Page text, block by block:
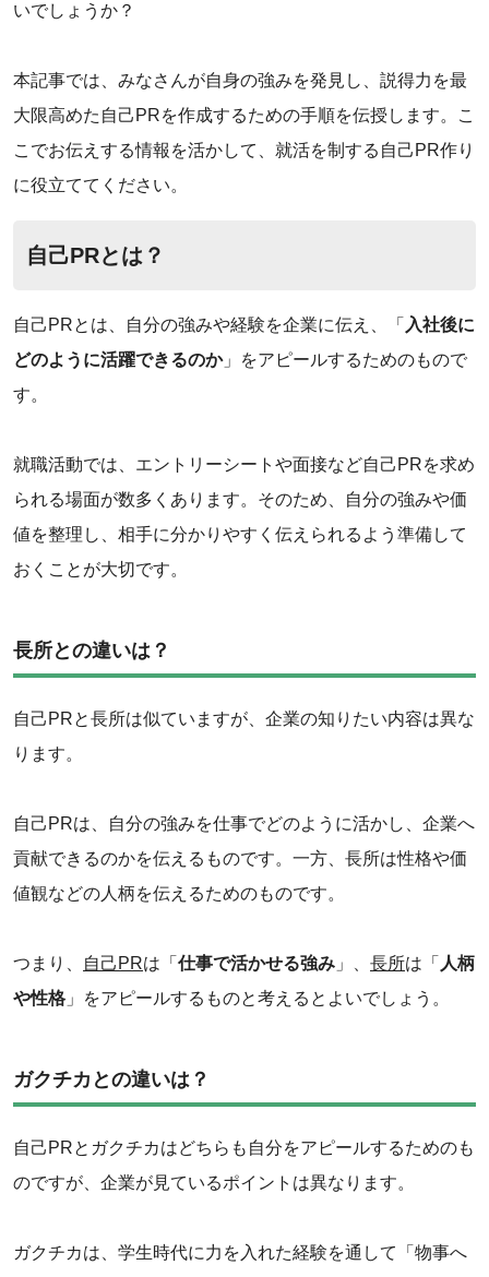
いでしょうか？
‌本記事では、みなさんが自身の強みを発見し、説得力を最
大限高めた自己PRを作成するための手順を伝授します。こ
こでお伝えする情報を活かして、就活を制する自己PR作り
に役立ててください。
自己PRとは？
自己PRとは、自分の強みや経験を企業に伝え、「 入社後に
どのように活躍できるのか」をアピールするためのもので
す。
就職活動では、エントリーシートや面接など自己PRを求め
られる場面が数多くあります。そのため、自分の強みや価
値を整理し、相手に分かりやすく伝えられるよう準備して
おくことが大切です。
長所との違いは？
自己PRと長所は似ていますが、企業の知りたい内容は異な
ります。
自己PRは、自分の強みを仕事でどのように活かし、企業へ
貢献できるのかを伝えるものです。一方、長所は性格や価
値観などの人柄を伝えるためのものです。
つまり、 自己PRは「 仕事で活かせる強み 」、 長所は「 人柄
や性格 」をアピールするものと考えるとよいでしょう。
ガクチカとの違いは？
自己PRとガクチカはどちらも自分をアピールするためのも
のですが、企業が見ているポイントは異なります。
ガクチカは、学生時代に力を入れた経験を通して「物事へ